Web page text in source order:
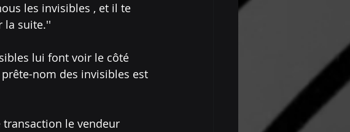
les invisibles , et il te
la suite.''
lui font voir le côté
nom des invisibles est
le vendeur